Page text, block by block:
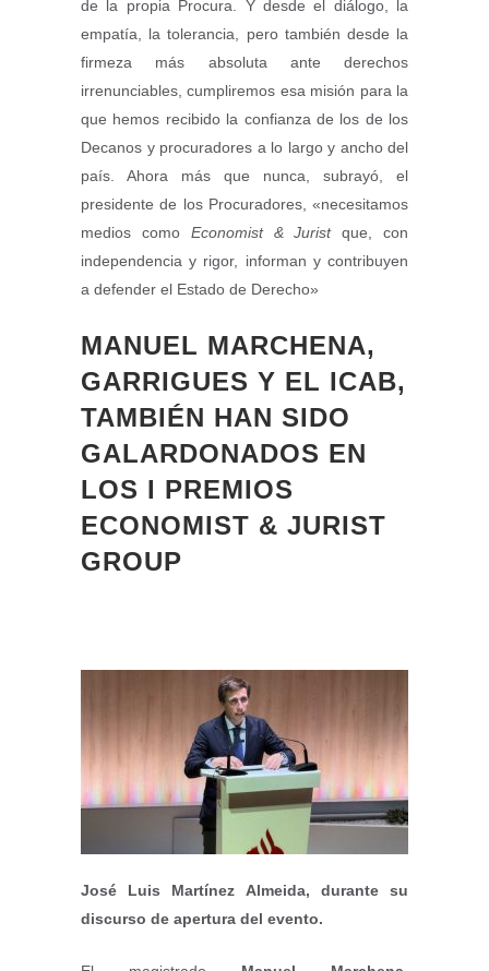
de la propia Procura. Y desde el diálogo, la
empatía, la tolerancia, pero también desde la
firmeza más absoluta ante derechos
irrenunciables, cumpliremos esa misión para la
que hemos recibido la confianza de los de los
Decanos y procuradores a lo largo y ancho del
país. Ahora más que nunca, subrayó, el
presidente de los Procuradores, «necesitamos
medios como Economist & Juristque, con
independencia y rigor, informan y contribuyen
a defender el Estado de Derecho»
MANUEL MARCHENA,
GARRIGUES Y EL ICAB,
TAMBIÉN HAN SIDO
GALARDONADOS EN
LOS I PREMIOS
ECONOMIST & JURIST
GROUP
José Luis Martínez Almeida, durante su
discurso de apertura del evento.